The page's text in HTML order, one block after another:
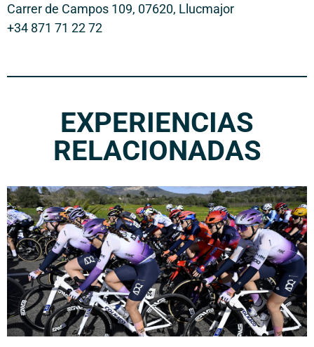
Carrer de Campos 109, 07620, Llucmajor
+34 871 71 22 72
EXPERIENCIAS
RELACIONADAS